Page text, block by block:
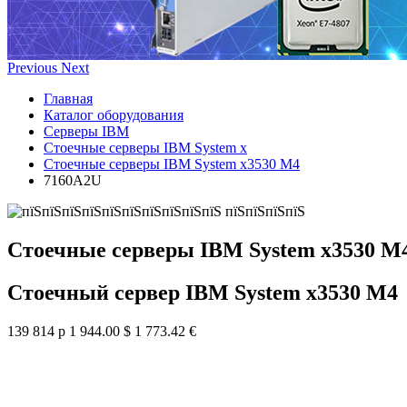
Previous Next
Главная
Каталог оборудования
Серверы IBM
Стоечные серверы IBM System x
Стоечные серверы IBM System x3530 M4
7160A2U
Стоечные серверы IBM System x3530
Стоечный сервер IBM System x3530 M4
139 814 р 1 944.00 $ 1 773.42 €